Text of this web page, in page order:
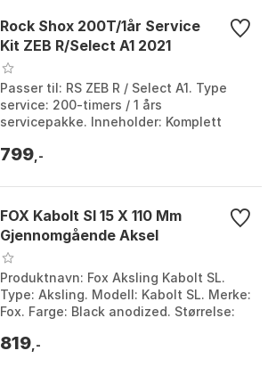
Rock Shox 200T/1år Service
Kit ZEB R/Select A1 2021
Passer til: RS ZEB R / Select A1. Type
service: 200-timers / 1 års
servicepakke. Inneholder: Komplett
perfekt stand.
799 ,-
FOX Kabolt Sl 15 X 110 Mm
Gjennomgående Aksel
Produktnavn: Fox Aksling Kabolt SL.
Type: Aksling. Modell: Kabolt SL. Merke:
Fox. Farge: Black anodized. Størrelse:
819 ,-